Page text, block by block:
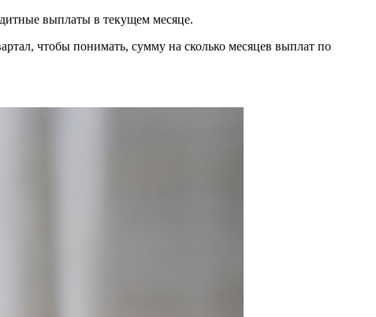
выплаты в текущем месяце.
чтобы понимать, сумму на сколько месяцев выплат по